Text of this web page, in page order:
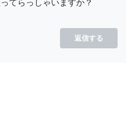
てらっしゃいますか？
返信する